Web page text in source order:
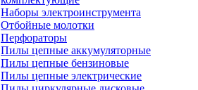
Наборы электроинструмента
Отбойные молотки
Перфораторы
Пилы цепные аккумуляторные
Пилы цепные бензиновые
Пилы цепные электрические